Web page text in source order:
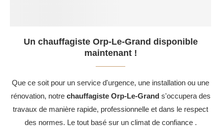
Un chauffagiste Orp-Le-Grand disponible
maintenant !
Que ce soit pour un service d'urgence, une installation ou une
rénovation, notre chauffagiste Orp-Le-Grands'occupera des
travaux de manière rapide, professionnelle et dans le respect
des normes. Le tout basé sur un climat de confiance .